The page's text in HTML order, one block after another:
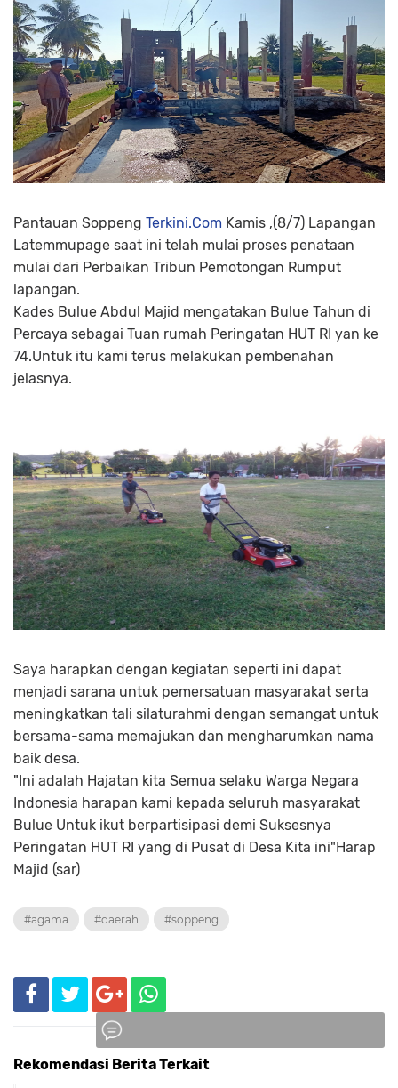
Pantauan Soppeng Terkini.Com Kamis ,(8/7) Lapangan
Latemmupage saat ini telah mulai proses penataan
mulai dari Perbaikan Tribun Pemotongan Rumput
lapangan.
Kades Bulue Abdul Majid mengatakan Bulue Tahun di
Percaya sebagai Tuan rumah Peringatan HUT RI yan ke
74.Untuk itu kami terus melakukan pembenahan
jelasnya.
Saya harapkan dengan kegiatan seperti ini dapat
menjadi sarana untuk pemersatuan masyarakat serta
meningkatkan tali silaturahmi dengan semangat untuk
bersama-sama memajukan dan mengharumkan nama
baik desa.
"Ini adalah Hajatan kita Semua selaku Warga Negara
Indonesia harapan kami kepada seluruh masyarakat
Bulue Untuk ikut berpartisipasi demi Suksesnya
Peringatan HUT RI yang di Pusat di Desa Kita ini"Harap
Majid (sar)
#agama #daerah #soppeng
Rekomendasi Berita Terkait